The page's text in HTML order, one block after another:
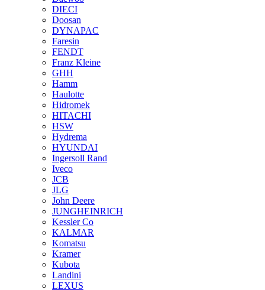
DIECI
Doosan
DYNAPAC
Faresin
FENDT
Franz Kleine
GHH
Hamm
Haulotte
Hidromek
HITACHI
HSW
Hydrema
HYUNDAI
Ingersoll Rand
Iveco
JCB
JLG
John Deere
JUNGHEINRICH
Kessler Co
KALMAR
Komatsu
Kramer
Kubota
Landini
LEXUS